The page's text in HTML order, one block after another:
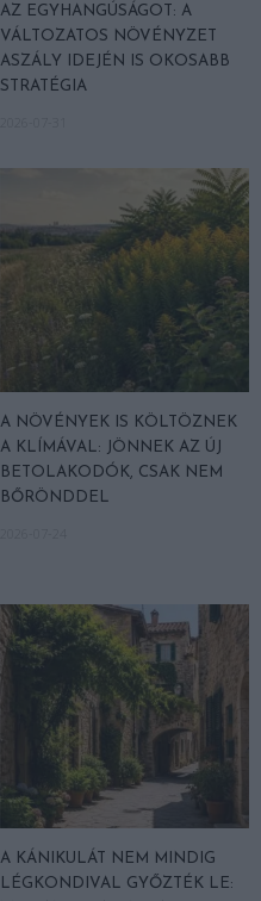
AZ EGYHANGÚSÁGOT: A
VÁLTOZATOS NÖVÉNYZET
ASZÁLY IDEJÉN IS OKOSABB
STRATÉGIA
A NÖVÉNYEK IS KÖLTÖZNEK
A KLÍMÁVAL: JÖNNEK AZ ÚJ
BETOLAKODÓK, CSAK NEM
BŐRÖNDDEL
A KÁNIKULÁT NEM MINDIG
LÉGKONDIVAL GYŐZTÉK LE: